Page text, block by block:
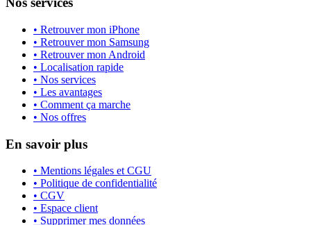
• Retrouver mon iPhone
• Retrouver mon Samsung
• Retrouver mon Android
• Localisation rapide
• Nos services
• Les avantages
• Comment ça marche
• Nos offres
En savoir plus
• Mentions légales et CGU
• Politique de confidentialité
• CGV
• Espace client
• Supprimer mes données